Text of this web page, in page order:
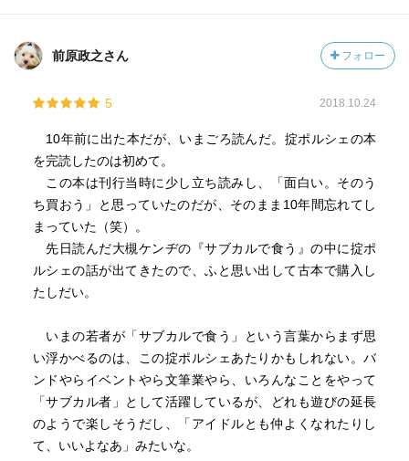
前原政之さん フォロー
5 2018.10.24
10年前に出た本だが、いまごろ読んだ。掟ポルシェの本
を完読したのは初めて。
この本は刊行当時に少し立ち読みし、「面白い。そのう
ち買おう」と思っていたのだが、そのまま10年間忘れてし
まっていた（笑）。
先日読んだ大槻ケンヂの『サブカルで食う』の中に掟ポ
ルシェの話が出てきたので、ふと思い出して古本で購入し
たしだい。
いまの若者が「サブカルで食う」という言葉からまず思
い浮かべるのは、この掟ポルシェあたりかもしれない。バ
ンドやらイベントやら文筆業やら、いろんなことをやって
「サブカル者」として活躍しているが、どれも遊びの延長
のようで楽しそうだし、「アイドルとも仲よくなれたりし
て、いいよなあ」みたいな。